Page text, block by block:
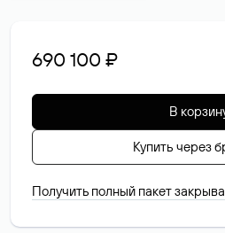
690 100 ₽
В
Купить через
Получить полный пакет